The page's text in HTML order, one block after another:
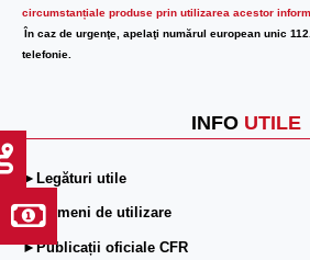
circumstanțiale produse prin utilizarea acestor
În caz de urgenţe, apelaţi numărul european unic
telefonie.
INFO UTILE
►Legături utile
►Termeni de utilizare
►Publicații oficiale CFR